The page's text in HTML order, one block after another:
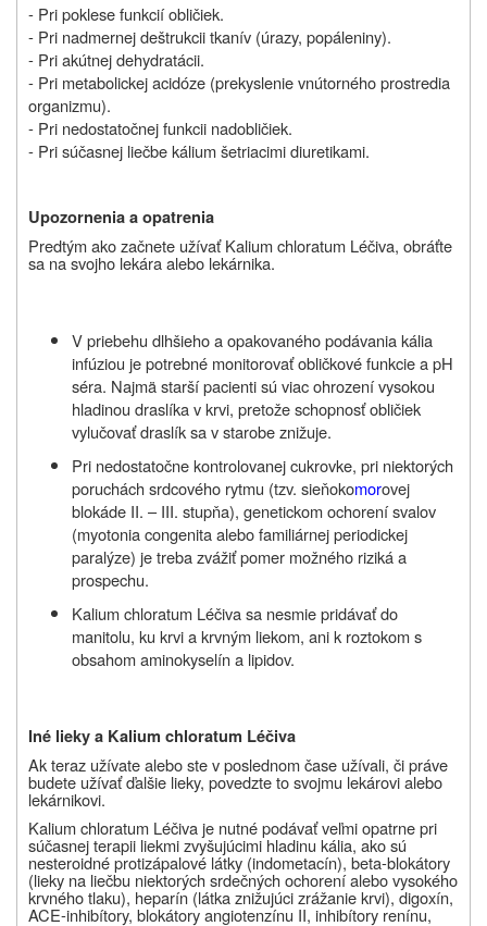
- Pri poklese funkcií obličiek.
- Pri nadmernej deštrukcii tkanív (úrazy, popáleniny).
- Pri akútnej dehydratácii.
- Pri metabolickej acidóze (prekyslenie vnútorného prostredia
organizmu).
- Pri nedostatočnej funkcii nadobličiek.
- Pri súčasnej liečbe kálium šetriacimi diuretikami.
Upozornenia a opatrenia
Predtým ako začnete užívať Kalium chloratum Léčiva, obráťte
sa na svojho lekára alebo lekárnika.
V priebehu dlhšieho a opakovaného podávania kália
infúziou je potrebné monitorovať obličkové funkcie a pH
séra. Najmä starší pacienti sú viac ohrození vysokou
hladinou draslíka v krvi, pretože schopnosť obličiek
vylučovať draslík sa v starobe znižuje.
Pri nedostatočne kontrolovanej cukrovke, pri niektorých
poruchách srdcového rytmu (tzv. sieňokomorovej
blokáde II. – III. stupňa), genetickom ochorení svalov
(myotonia congenita alebo familiárnej periodickej
paralýze) je treba zvážiť pomer možného riziká a
prospechu.
Kalium chloratum Léčiva sa nesmie pridávať do
manitolu, ku krvi a krvným liekom, ani k roztokom s
obsahom aminokyselín a lipidov.
Iné lieky a Kalium chloratum Léčiva
Ak teraz užívate alebo ste v poslednom čase užívali, či práve
budete užívať ďalšie lieky, povedzte to svojmu lekárovi alebo
lekárnikovi.
Kalium chloratum Léčiva je nutné podávať veľmi opatrne pri
súčasnej terapii liekmi zvyšujúcimi hladinu kália, ako sú
nesteroidné protizápalové látky (indometacín), beta-blokátory
(lieky na liečbu niektorých srdečných ochorení alebo vysokého
krvného tlaku), heparín (látka znižujúci zrážanie krvi), digoxín,
ACE-inhibítory, blokátory angiotenzínu II, inhibítory renínu,